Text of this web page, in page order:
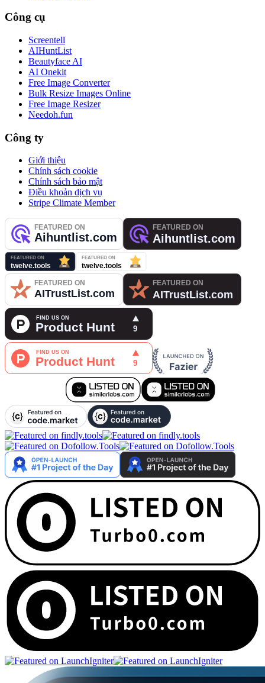
Công cụ
Screentell
AIHuntList
Beautyface AI
AI Onekit
Free Image Converter
Bulk Resize Images Online
Free Image Resizer
Needoh.fun
Công ty
Giới thiệu
Chính sách cookie
Chính sách bảo mật
Điều khoản dịch vụ
Stripe Climate Member